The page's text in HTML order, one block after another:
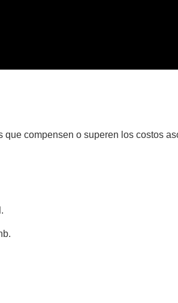
compensen o superen los costos